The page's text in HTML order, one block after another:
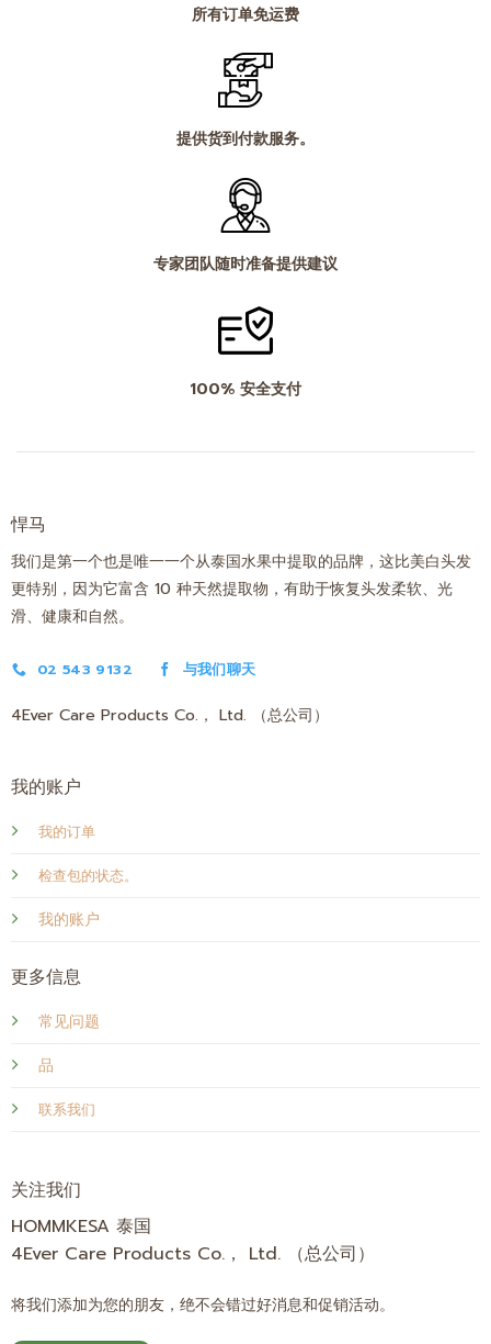
所有订单免运费
提供货到付款服务。
专家团队随时准备提供建议
100% 安全支付
悍马
我们是第一个也是唯一一个从泰国水果中提取的品牌，这比美白头发
更特别，因为它富含 10 种天然提取物，有助于恢复头发柔软、光
滑、健康和自然。
02 543 9132 与我们聊天
4Ever Care Products Co.， Ltd. （总公司）
我的账户
我的订单
检查包的状态。
我的账户
更多信息
常见问题
品
联系我们
关注我们
HOMMKESA 泰国
4Ever Care Products Co.， Ltd. （总公司）
将我们添加为您的朋友，绝不会错过好消息和促销活动。